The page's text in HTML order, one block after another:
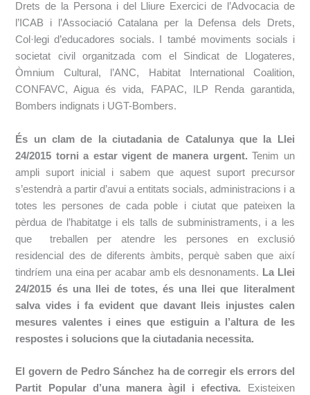
Drets de la Persona i del Lliure Exercici de l’Advocacia de
l’ICAB i l’Associació Catalana per la Defensa dels Drets,
Col·legi d’educadores socials. I també moviments socials i
societat civil organitzada com el Sindicat de Llogateres,
Òmnium Cultural, l’ANC, Habitat International Coalition,
CONFAVC, Aigua és vida, FAPAC, ILP Renda garantida,
Bombers indignats i UGT-Bombers.
És un clam de la ciutadania de Catalunya que la Llei
24/2015 torni a estar vigent de manera urgent. Tenim un
ampli suport inicial i sabem que aquest suport precursor
s’estendrà a partir d’avui a entitats socials, administracions i a
totes les persones de cada poble i ciutat que pateixen la
pèrdua de l’habitatge i els talls de subministraments, i a les
que treballen per atendre les persones en exclusió
residencial des de diferents àmbits, perquè saben que així
tindríem una eina per acabar amb els desnonaments. La Llei
24/2015 és una llei de totes, és una llei que literalment
salva vides i fa evident que davant lleis injustes calen
mesures valentes i eines que estiguin a l’altura de les
respostes i solucions que la ciutadania necessita.
El govern de Pedro Sánchez ha de corregir els errors del
Partit Popular d’una manera àgil i efectiva. Existeixen